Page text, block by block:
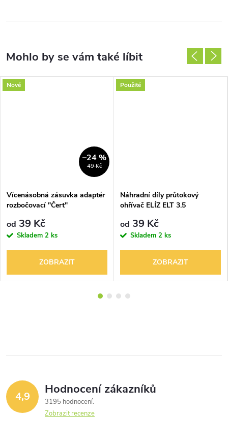
Nové
49 Kč
–24 %
Vícenásobná zásuvka adaptér
rozbočovací "Čert"
od 39 Kč
Skladem 2 ks
ZOBRAZIT
Použité
Náhradní díly průtokový
ohřívač ELÍZ ELT 3.5
od 39 Kč
Skladem 2 ks
ZOBRAZIT
4,9 Hodnocení zákazníků
3195 hodnocení
Zobrazit recenze